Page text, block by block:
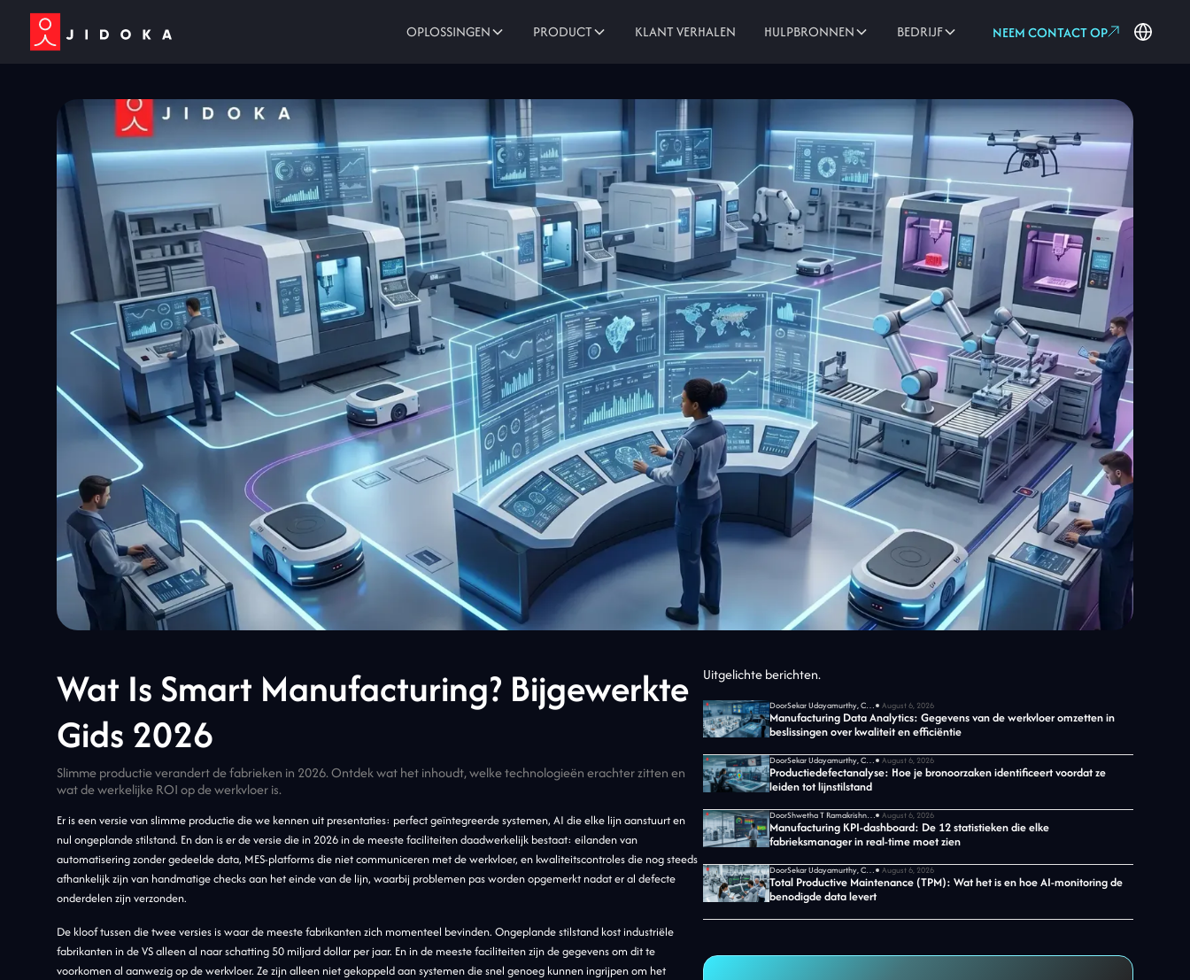
OPLOSSINGEN PRODUCT KLANT VERHALEN HULPBRONNEN BEDRIJF NEEM CONTACT OP
Wat Is Smart Manufacturing? Bijgewerkte
Gids 2026
Slimme productie verandert de fabrieken in 2026. Ontdek wat het inhoudt, welke technologieën erachter zitten en
wat de werkelijke ROI op de werkvloer is.
Er is een versie van slimme productie die we kennen uit presentaties: perfect geïntegreerde systemen, AI die elke lijn aanstuurt en
nul ongeplande stilstand. En dan is er de versie die in 2026 in de meeste faciliteiten daadwerkelijk bestaat: eilanden van
automatisering zonder gedeelde data, MES-platforms die niet communiceren met de werkvloer, en kwaliteitscontroles die nog steeds
afhankelijk zijn van handmatige checks aan het einde van de lijn, waarbij problemen pas worden opgemerkt nadat er al defecte
onderdelen zijn verzonden.
De kloof tussen die twee versies is waar de meeste fabrikanten zich momenteel bevinden. Ongeplande stilstand kost industriële
fabrikanten in de VS alleen al naar schatting 50 miljard dollar per jaar. En in de meeste faciliteiten zijn de gegevens om dit te
voorkomen al aanwezig op de werkvloer. Ze zijn alleen niet gekoppeld aan systemen die snel genoeg kunnen ingrijpen om het
Uitgelichte berichten.
Door Sekar Udayamurthy, CEO van Jidoka Tech August 6, 2026
Manufacturing Data Analytics: Gegevens van de werkvloer omzetten in
beslissingen over kwaliteit en efficiëntie
Door Sekar Udayamurthy, CEO van Jidoka Tech August 6, 2026
Productiedefectanalyse: Hoe je bronoorzaken identificeert voordat ze
leiden tot lijnstilstand
Door Shwetha T Ramakrishnan, CMO bij Jidoka Tech August 6, 2026
Manufacturing KPI-dashboard: De 12 statistieken die elke
fabrieksmanager in real-time moet zien
Door Sekar Udayamurthy, CEO van Jidoka Tech August 6, 2026
Total Productive Maintenance (TPM): Wat het is en hoe AI-monitoring de
benodigde data levert